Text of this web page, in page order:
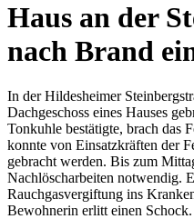
Haus an der
nach Brand
In der Hildesheimer
Dachgeschoss eines Hauses
Tonkuhle bestätigte, brach das
konnte von Einsatzkräften der
gebracht werden. Bis zum
Nachlöscharbeiten notwendig.
Rauchgasvergiftung ins
Bewohnerin erlitt einen Schock.